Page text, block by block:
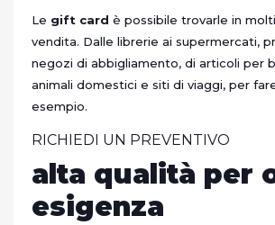
Le gift card è possibile trovarle in
vendita. Dalle librerie ai supermercati,
negozi di abbigliamento, di articoli per
animali domestici e siti di viaggi, per
esempio.
RICHIEDI UN PREVENTIVO
alta qualità per
esigenza